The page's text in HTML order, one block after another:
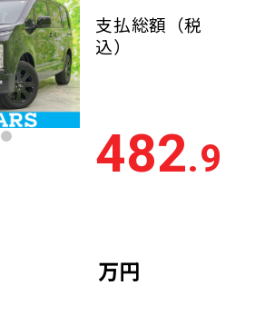
支払総額 （税
込）
482.9
万円